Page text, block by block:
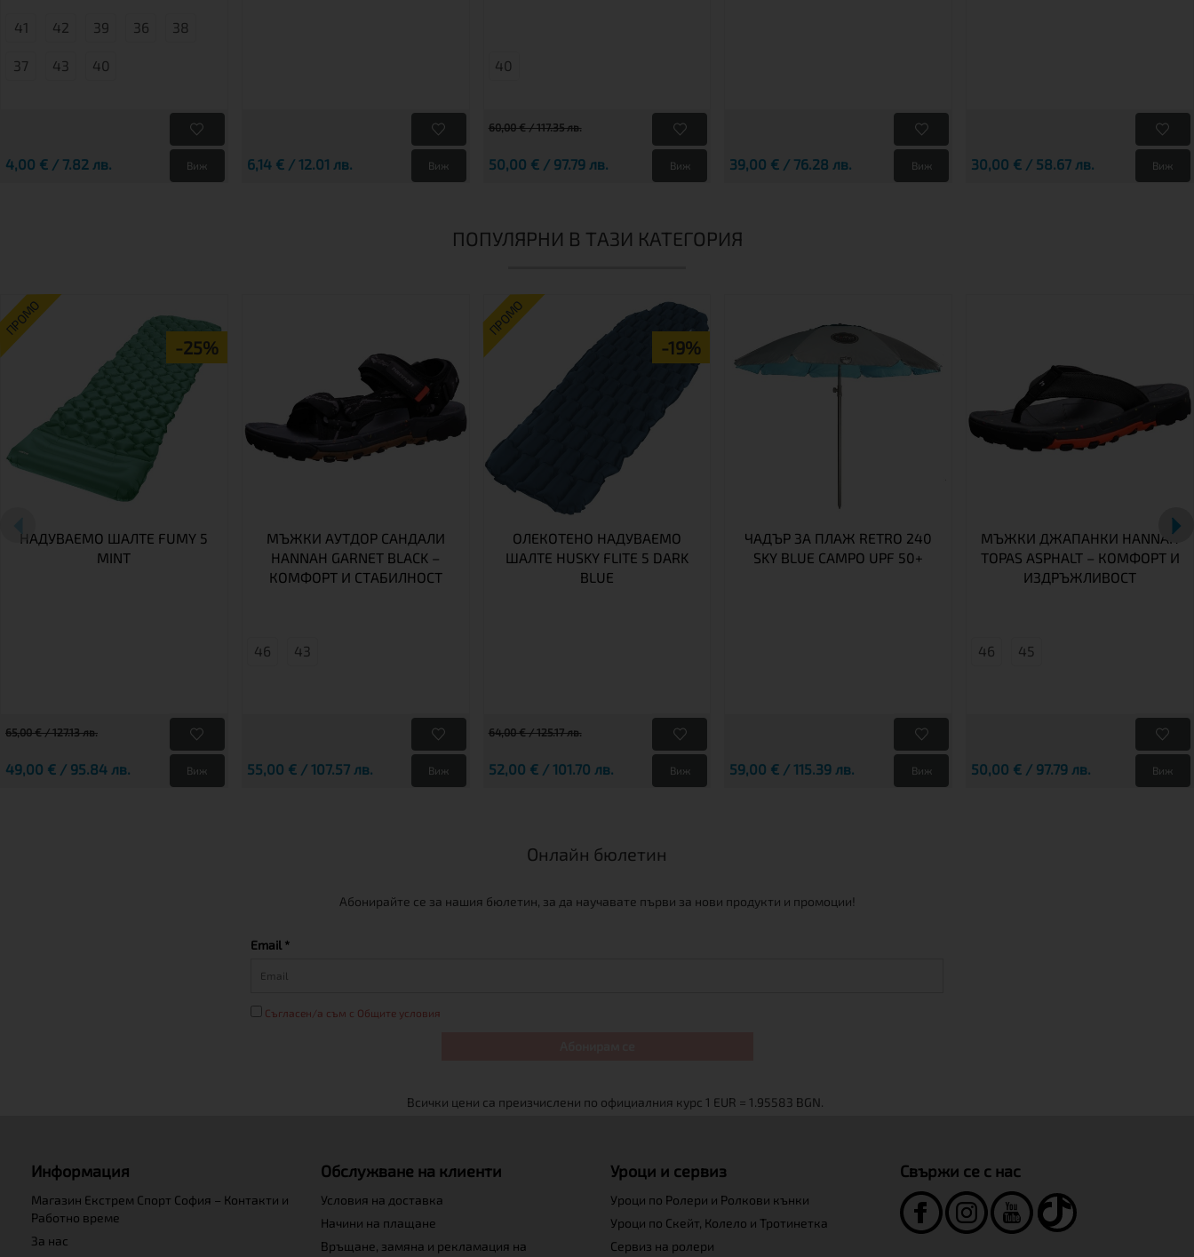
41 42 39 36 38
37 43 40
4,00 € / 7.82 лв. Виж 6,14 € / 12.01 лв. Виж
40
60,00 € / 117.35 лв.
50,00 € / 97.79 лв. Виж 39,00 € / 76.28 лв. Виж 30,00 € / 58.67 лв. Виж
ПОПУЛЯРНИ В ТАЗИ КАТЕГОРИЯ
ПРОМО
-25%
НАДУВАЕМО ШАЛТЕ FUMY 5
MINT
65,00 € / 127.13 лв.
49,00 € / 95.84 лв. Виж
МЪЖКИ АУТДОР САНДАЛИ
HANNAH GARNET BLACK –
КОМФОРТ И СТАБИЛНОСТ
46 43
55,00 € / 107.57 лв. Виж
ПРОМО
-19%
ОЛЕКОТЕНО НАДУВАЕМО
ШАЛТЕ HUSKY FLITE 5 DARK
BLUE
64,00 € / 125.17 лв.
52,00 € / 101.70 лв. Виж
ЧАДЪР ЗА ПЛАЖ RETRO 240
SKY BLUE CAMPO UPF 50+
59,00 € / 115.39 лв. Виж
МЪЖКИ ДЖАПАНКИ HANNAH
TOPAS ASPHALT – КОМФОРТ И
ИЗДРЪЖЛИВОСТ
46 45
50,00 € / 97.79 лв. Виж
Онлайн бюлетин
Абонирайте се за нашия бюлетин, за да научавате първи за нови продукти и промоции!
Email *
Съгласен/а съм с Общите условия
Информация
Магазин Екстрем Спорт София – Контакти и
Работно време
За нас
Обслужване на клиенти
Условия на доставка
Начини на плащане
Връщане, замяна и рекламация на
Уроци и сервиз
Уроци по Ролери и Ролкови кънки
Уроци по Скейт, Колело и Тротинетка
Сервиз на ролери
Свържи се с нас